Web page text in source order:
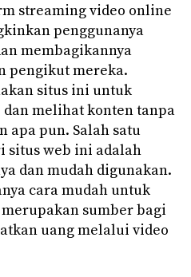
streaming video online
penggunanya
membagikannya
pengikut mereka.
situs ini untuk
melihat konten tanpa
apa pun. Salah satu
situs web ini adalah
dan mudah digunakan.
cara mudah untuk
sumber bagi
uang melalui video